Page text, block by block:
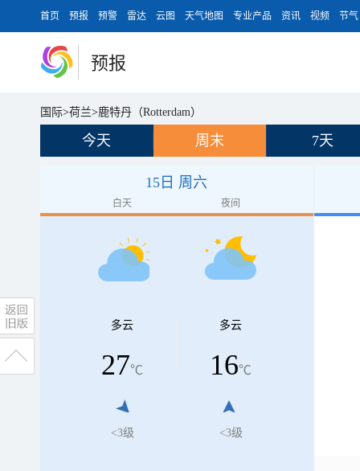
首页 预报 预警 雷达 云图 天气地图 专业产品 资讯 视频 节气
预报
国际>荷兰>鹿特丹（Rotterdam）
今天 周末 7天
15日 周六
白天 夜间
多云
27℃
<3级
多云
16℃
<3级